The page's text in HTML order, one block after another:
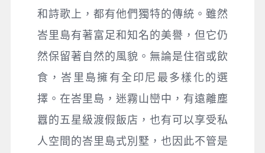
和詩歌上，都有他們獨特的傳統。雖然
峇里島有著富足和知名的美譽，但它仍
然保留著自然的風貌。無論是住宿或飲
食，峇里島擁有全印尼最多樣化的選
擇。在峇里島，迷霧山巒中，有遠離塵
囂的五星級渡假飯店，也有可以享受私
人空間的峇里島式別墅，也因此不管是